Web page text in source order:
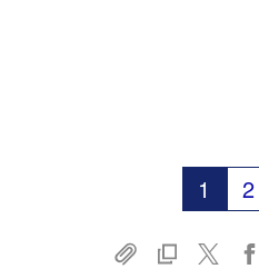
1 2